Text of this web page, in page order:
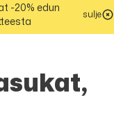
-20% edun
sulje